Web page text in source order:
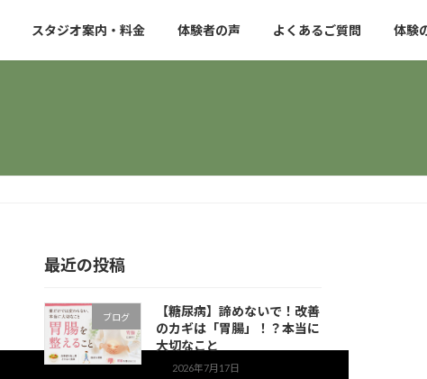
スタジオ案内・料金 体験者の声 よくあるご質問 体験
最近の投稿
ブログ
【糖尿病】諦めないで！改善
のカギは「胃腸」！？本当に
大切なこと
2026年7月17日